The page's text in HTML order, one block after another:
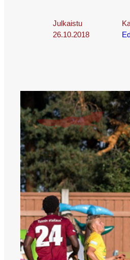
Julkaistu
26.10.2018